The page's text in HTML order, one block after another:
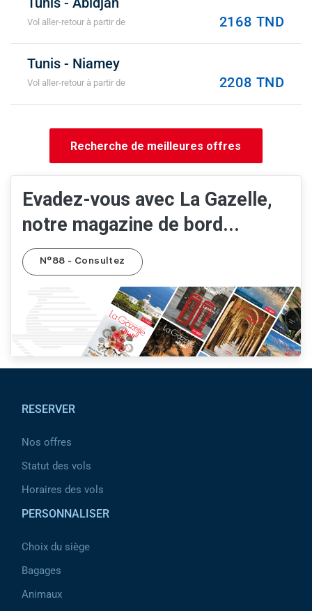
Vol aller-retour à partir de 2168 TND
Tunis - Niamey
Vol aller-retour à partir de 2208 TND
Recherche de meilleures offres
Evadez-vous avec La Gazelle,
notre magazine de bord...
N°88 - Consultez
RESERVER
Nos offres
Statut des vols
Horaires des vols
PERSONNALISER
Choix du siège
Bagages
Animaux